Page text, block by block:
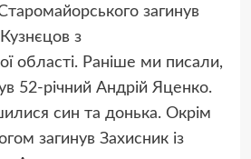
загинув
з
області. Раніше ми писали,
52-річний Андрій Яценко.
син та донька. Окрім
загинув Захисникіз